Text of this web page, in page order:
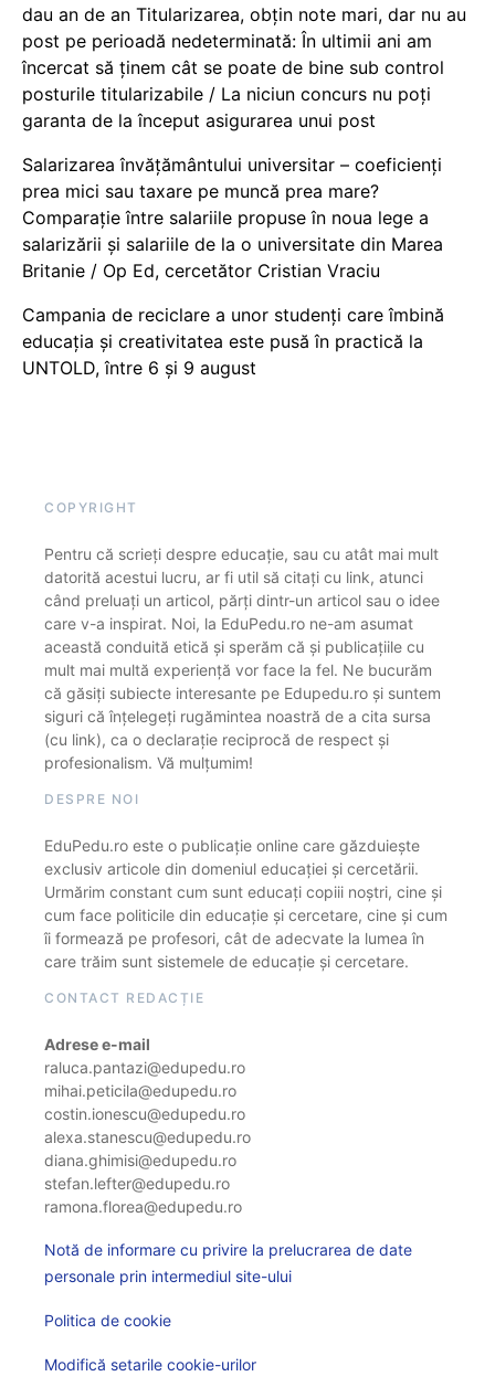
dau an de an Titularizarea, obțin note mari, dar nu au
post pe perioadă nedeterminată: În ultimii ani am
încercat să ținem cât se poate de bine sub control
posturile titularizabile / La niciun concurs nu poți
garanta de la început asigurarea unui post
Salarizarea învățământului universitar – coeficienți
prea mici sau taxare pe muncă prea mare?
Comparație între salariile propuse în noua lege a
salarizării și salariile de la o universitate din Marea
Britanie / Op Ed, cercetător Cristian Vraciu
Campania de reciclare a unor studenți care îmbină
educația și creativitatea este pusă în practică la
UNTOLD, între 6 și 9 august
COPYRIGHT
Pentru că scrieți despre educație, sau cu atât mai mult
datorită acestui lucru, ar fi util să citați cu link, atunci
când preluați un articol, părți dintr-un articol sau o idee
care v-a inspirat. Noi, la EduPedu.ro ne-am asumat
această conduită etică și sperăm că și publicațiile cu
mult mai multă experiență vor face la fel. Ne bucurăm
că găsiți subiecte interesante pe Edupedu.ro și suntem
siguri că înțelegeți rugămintea noastră de a cita sursa
(cu link), ca o declarație reciprocă de respect și
profesionalism. Vă mulțumim!
DESPRE NOI
EduPedu.ro este o publicație online care găzduiește
exclusiv articole din domeniul educației și cercetării.
Urmărim constant cum sunt educați copiii noștri, cine și
cum face politicile din educație și cercetare, cine și cum
îi formează pe profesori, cât de adecvate la lumea în
care trăim sunt sistemele de educație și cercetare.
CONTACT REDACȚIE
Adrese e-mail
raluca.pantazi@edupedu.ro
mihai.peticila@edupedu.ro
costin.ionescu@edupedu.ro
alexa.stanescu@edupedu.ro
diana.ghimisi@edupedu.ro
stefan.lefter@edupedu.ro
ramona.florea@edupedu.ro
Notă de informare cu privire la prelucrarea de date
personale prin intermediul site-ului
Politica de cookie
Modifică setarile cookie-urilor